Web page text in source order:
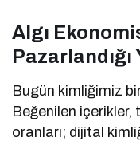
Algı
Pazarlandığı
Bugün kimliğimiz
Beğenilen içerikler,
oranları; dijital